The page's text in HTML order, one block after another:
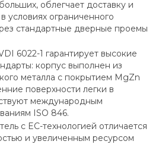
облегчает доставку и
условиях ограниченного
стандартные дверные проемы
6022-1 гарантирует высокие
корпус выполнен из
металла с покрытием MgZn
поверхности легки в
международным
ISO 846.
с EC-технологией отличается
и увеличенным ресурсом